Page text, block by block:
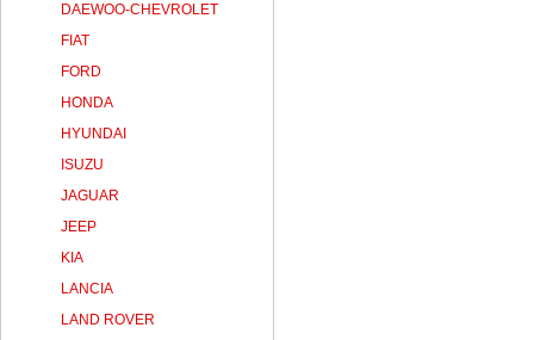
DAEWOO-CHEVROLET
FIAT
FORD
HONDA
HYUNDAI
ISUZU
JAGUAR
JEEP
KIA
LANCIA
LAND ROVER